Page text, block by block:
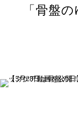
「骨盤